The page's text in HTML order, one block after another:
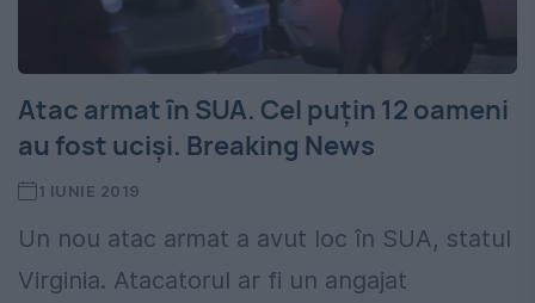
Atac armat în SUA. Cel puțin 12 oameni
au fost uciși. Breaking News
1 IUNIE 2019
Un nou atac armat a avut loc în SUA, statul
Virginia. Atacatorul ar fi un angajat